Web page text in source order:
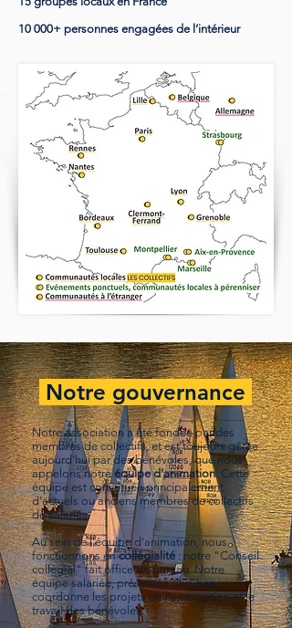
10 000+ personnes engagées de l’intérieur
Notre gouvernance
Notre association a été fondée par des
membres de collectifs, et est toujours gérée
aujourd'hui par des bénévoles, que nous
appelons notreéquipe d'animation. Cette
équipe est constituée principalement
d'actuels ou anciens membres de collectifs
de salariés.
Au sein de l'équipe d'animation, nous
fonctionnons encollégialité : notre "Conseil
collégial" fait office de bureau. Notre
équipe salariée, présentée plus bas,
coordonne les projets de l'association et le
travail des bénévoles.